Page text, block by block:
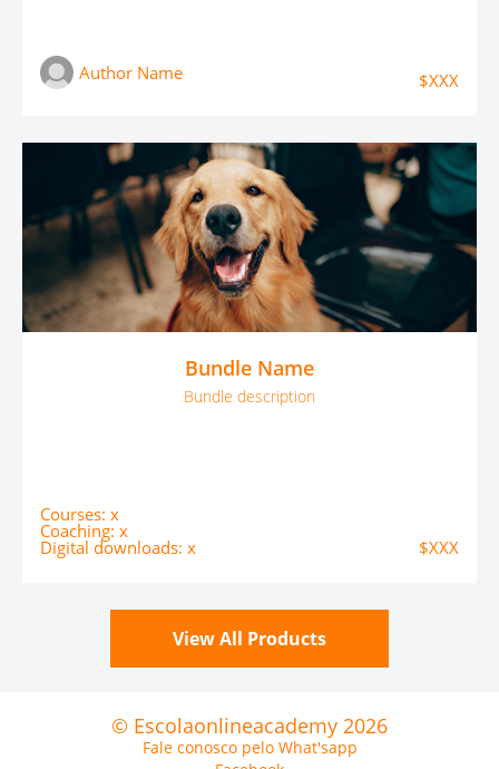
Author Name $XXX
Bundle Name
Bundle description
Courses: x
Coaching: x
Digital downloads: x $XXX
View All Products
© Escolaonlineacademy 2026
Fale conosco pelo What'sapp